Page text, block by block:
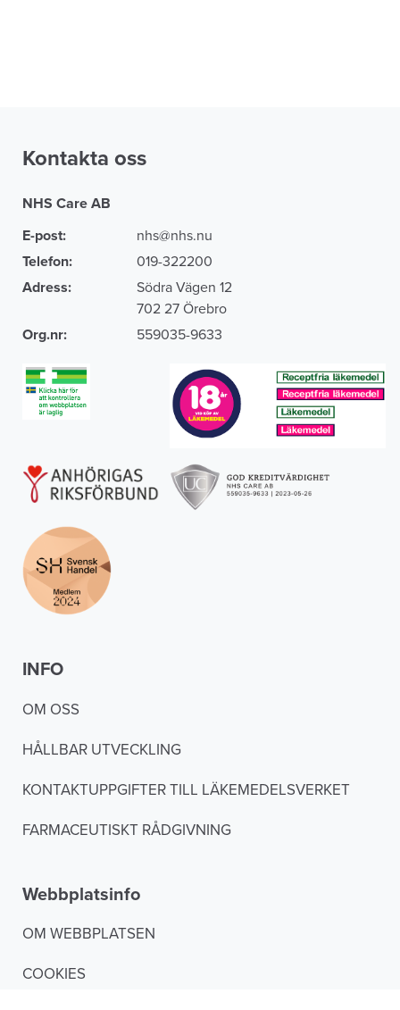
Kontakta oss
NHS Care AB
E-post:
nhs@nhs.nu
Telefon:
019-322200
Adress:
Södra Vägen 12
702 27 Örebro
Org.nr:
559035-9633
INFO
OM OSS
HÅLLBAR UTVECKLING
KONTAKTUPPGIFTER TILL LÄKEMEDELSVERKET
FARMACEUTISKT RÅDGIVNING
Webbplatsinfo
OM WEBBPLATSEN
COOKIES